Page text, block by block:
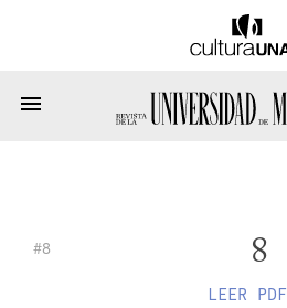
#8 8
LEER PDF